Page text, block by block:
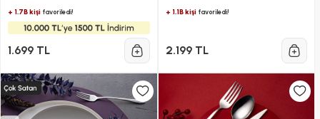
+ 1.7B kişi favoriledi!
1.699 TL
+ 1.1B kişifavoriledi!
2.199 TL